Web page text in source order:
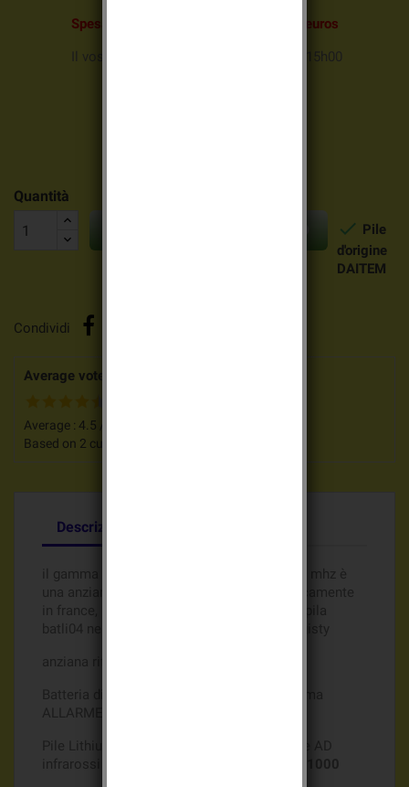
Spesa
di porto offerto aà partire da 69 euros
Il vostro ordine è convalidato prima di 15h00
Quantità
 Pile
d'origine
DAITEM
Condividi
Average votes for this product
Average : 4.5
Based on 2 customers advices.
Descrizione
il gamma Allarme DAITEM DP8000 224/400 mhz è
una anziana gamma di allarme venduto unicamente
in france, ritrovate il riferimenti allarme del pila
batli04 nelle categorie Primera, Unico e Logisty
anziana riferimento Batli04: D8903
Batteria di origine DAITEM Batli04 per Gamma
ALLARME DP1000 400/400 mhz DAITEM
Pile Lithium Batli04 3,6v 2Ah pour Rivelatore AD
infrarossi IR Gamma
ALLARME DAITEM DP1000